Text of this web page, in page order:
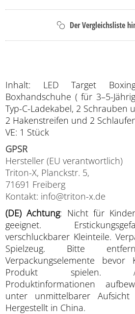
Inhalt: LED Target
Boxhandschuhe ( für 3–5-
Typ-C-Ladekabel, 2 Schrauben
2 Hakenstreifen und 2
VE: 1 Stück
GPSR
Hersteller (EU verantwortlich)
Triton-X, Planckstr. 5,
71691 Freiberg
Kontakt: info@triton-x.de
(DE) Achtung: Nicht für
geeignet.
verschluckbarer Kleinteile.
Spielzeug. Bitte
Verpackungselemente
Produkt spielen.
Produktinformationen
unter unmittelbarer Aufsicht
Hergestellt in China.